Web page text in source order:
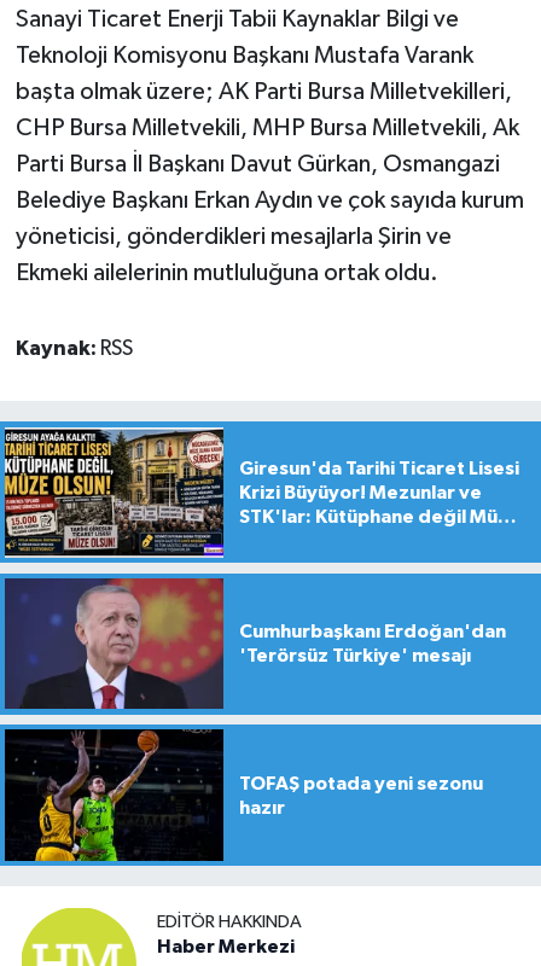
Sanayi Ticaret Enerji Tabii Kaynaklar Bilgi ve
Teknoloji Komisyonu Başkanı Mustafa Varank
başta olmak üzere; AK Parti Bursa Milletvekilleri,
CHP Bursa Milletvekili, MHP Bursa Milletvekili, Ak
Parti Bursa İl Başkanı Davut Gürkan, Osmangazi
Belediye Başkanı Erkan Aydın ve çok sayıda kurum
yöneticisi, gönderdikleri mesajlarla Şirin ve
Ekmeki ailelerinin mutluluğuna ortak oldu.
Kaynak: RSS
Giresun'da Tarihi Ticaret Lisesi
Krizi Büyüyor! Mezunlar ve
STK'lar: Kütüphane değil Müze
Cumhurbaşkanı Erdoğan'dan
'Terörsüz Türkiye' mesajı
TOFAŞ potada yeni sezonu
hazır
EDITÖR HAKKINDA
Haber Merkezi